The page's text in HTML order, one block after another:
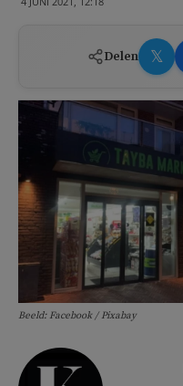
Delen 𝕏
Beeld: Facebook / Pixabay